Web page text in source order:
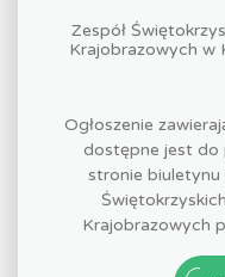
Zespół
Krajobrazowych w
Ogłoszenie
dostępne jest do
stronie biuletynu
Krajobrazowych